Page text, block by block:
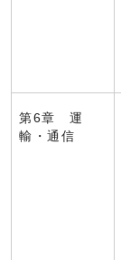
第6章 運
輸・通信